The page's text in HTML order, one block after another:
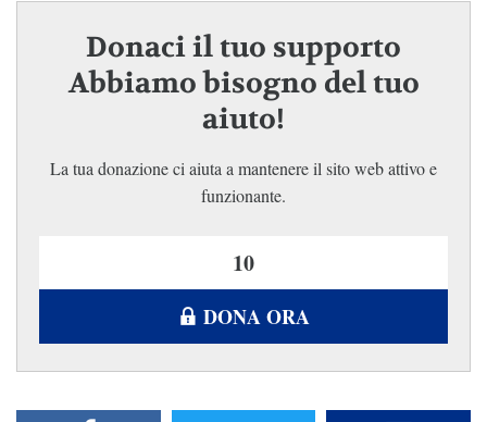
Donaci il tuo supporto
Abbiamo bisogno del tuo
aiuto!
La tua donazione ci aiuta a mantenere il sito web attivo e
funzionante.
DONA ORA